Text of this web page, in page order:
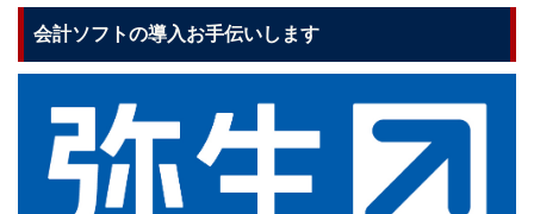
会計ソフトの導入お手伝いします